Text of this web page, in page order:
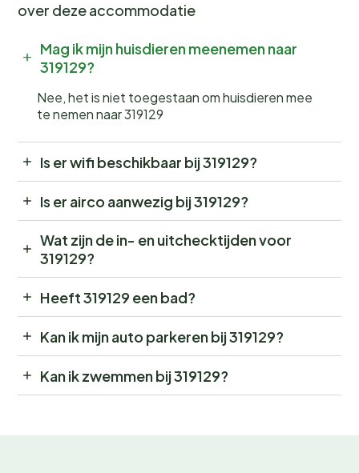
over deze accommodatie
Mag ik mijn huisdieren meenemen naar
319129?
Nee, het is niet toegestaan om huisdieren mee
te nemen naar 319129
Is er wifi beschikbaar bij 319129?
Is er airco aanwezig bij 319129?
Wat zijn de in- en uitchecktijden voor
319129?
Heeft 319129 een bad?
Kan ik mijn auto parkeren bij 319129?
Kan ik zwemmen bij 319129?